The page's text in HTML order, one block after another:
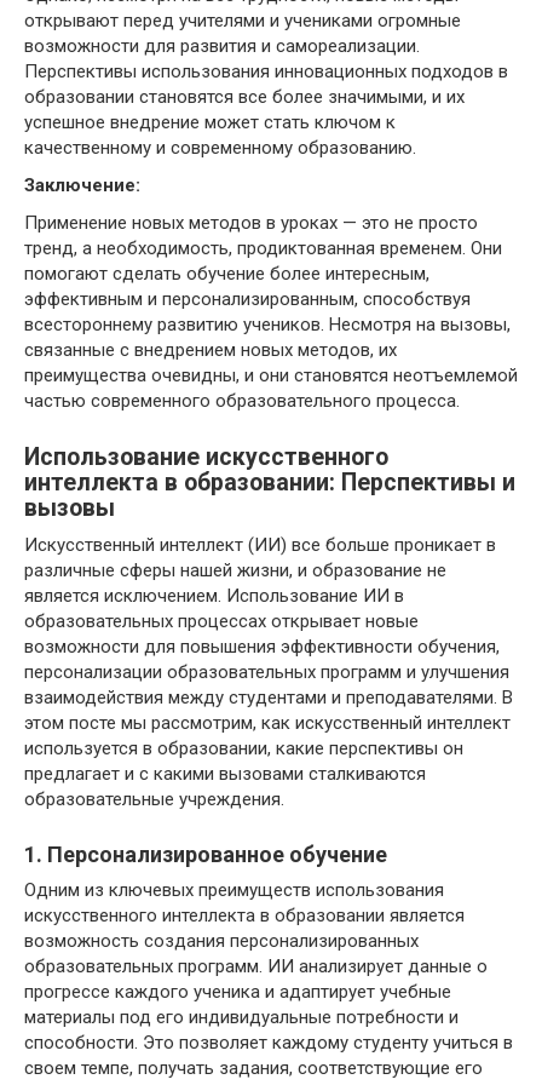
открывают перед учителями и учениками огромные
возможности для развития и самореализации.
Перспективы использования инновационных подходов в
образовании становятся все более значимыми, и их
успешное внедрение может стать ключом к
качественному и современному образованию.
Заключение:
Применение новых методов в уроках — это не просто
тренд, а необходимость, продиктованная временем. Они
помогают сделать обучение более интересным,
эффективным и персонализированным, способствуя
всестороннему развитию учеников. Несмотря на вызовы,
связанные с внедрением новых методов, их
преимущества очевидны, и они становятся неотъемлемой
частью современного образовательного процесса.
Использование искусственного
интеллекта в образовании: Перспективы и
вызовы
Искусственный интеллект (ИИ) все больше проникает в
различные сферы нашей жизни, и образование не
является исключением. Использование ИИ в
образовательных процессах открывает новые
возможности для повышения эффективности обучения,
персонализации образовательных программ и улучшения
взаимодействия между студентами и преподавателями. В
этом посте мы рассмотрим, как искусственный интеллект
используется в образовании, какие перспективы он
предлагает и с какими вызовами сталкиваются
образовательные учреждения.
1. Персонализированное обучение
Одним из ключевых преимуществ использования
искусственного интеллекта в образовании является
возможность создания персонализированных
образовательных программ. ИИ анализирует данные о
прогрессе каждого ученика и адаптирует учебные
материалы под его индивидуальные потребности и
способности. Это позволяет каждому студенту учиться в
своем темпе, получать задания, соответствующие его